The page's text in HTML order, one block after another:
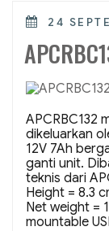
POSTED
24
APCRBC132
dikeluarkan
12V 7Ah
ganti unit.
teknis dari
Height = 8.3
Net weight =
mountable